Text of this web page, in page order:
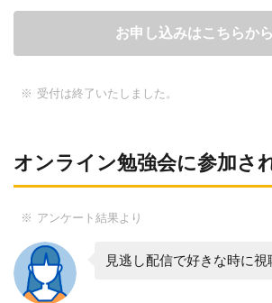
お申し込みはこちらから
受付は終了いたしました。
オンライン勉強会に参加さ
アンケート結果より
見逃し配信で好きな時に